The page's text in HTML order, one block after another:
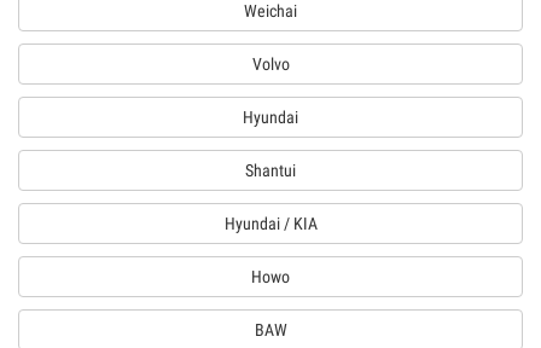
Weichai
Volvo
Hyundai
Shantui
Hyundai / KIA
Howo
BAW